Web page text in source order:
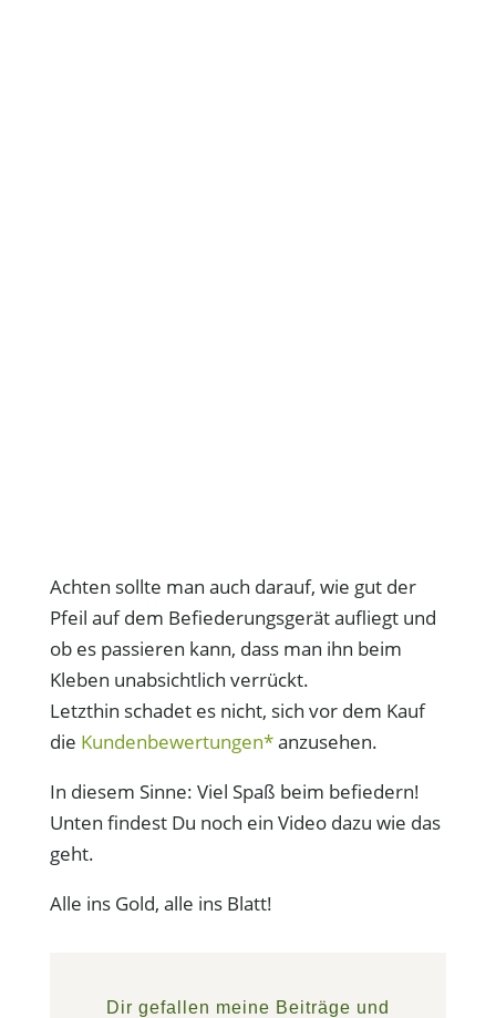
Achten sollte man auch darauf, wie gut der
Pfeil auf dem Befiederungsgerät aufliegt und
ob es passieren kann, dass man ihn beim
Kleben unabsichtlich verrückt.
Letzthin schadet es nicht, sich vor dem Kauf
die Kundenbewertungen*anzusehen.
In diesem Sinne: Viel Spaß beim befiedern!
Unten findest Du noch ein Video dazu wie das
geht.
Alle ins Gold, alle ins Blatt!
Dir gefallen meine Beiträge und